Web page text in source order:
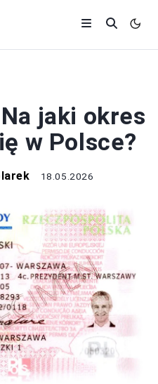
jaki okres
w Polsce?
18.05.2026